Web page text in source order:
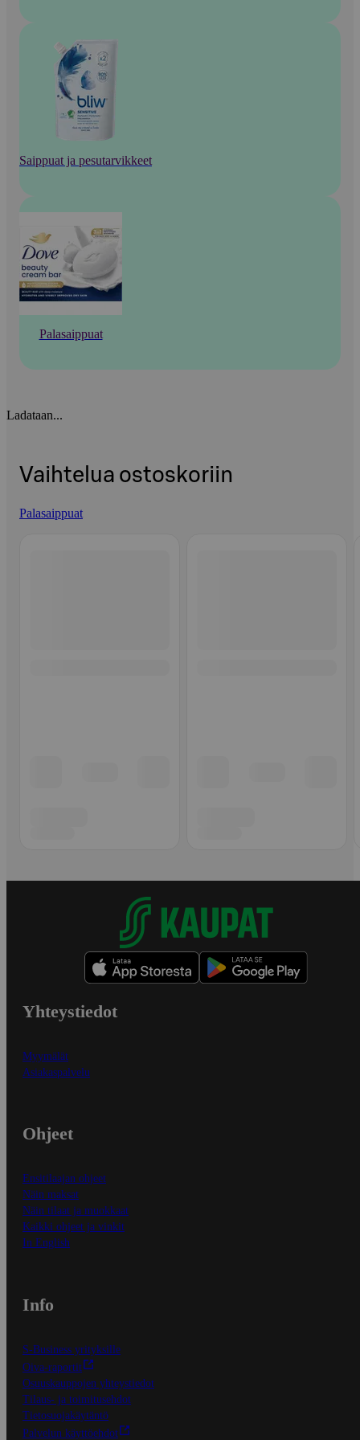
Saippuat ja pesutarvikkeet
Palasaippuat
Ladataan...
Vaihtelua ostoskoriin
Palasaippuat
Yhteystiedot
Myymälät
Asiakaspalvelu
Ohjeet
Ensitilaajan ohjeet
Näin maksat
Näin tilaat ja muokkaat
Kaikki ohjeet ja vinkit
In English
Info
S-Business yrityksille
Oiva-raportit
Osuuskauppojen yhteystiedot
Tilaus- ja toimitusehdot
Tietosuojakäytäntö
Palvelun käyttöehdot